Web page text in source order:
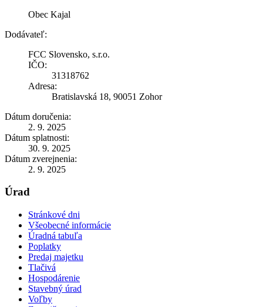
Obec Kajal
Dodávateľ:
FCC Slovensko, s.r.o.
IČO:
31318762
Adresa:
Bratislavská 18, 90051 Zohor
Dátum doručenia:
2. 9. 2025
Dátum splatnosti:
30. 9. 2025
Dátum zverejnenia:
2. 9. 2025
Úrad
Stránkové dni
Všeobecné informácie
Úradná tabuľa
Poplatky
Predaj majetku
Tlačivá
Hospodárenie
Stavebný úrad
Voľby